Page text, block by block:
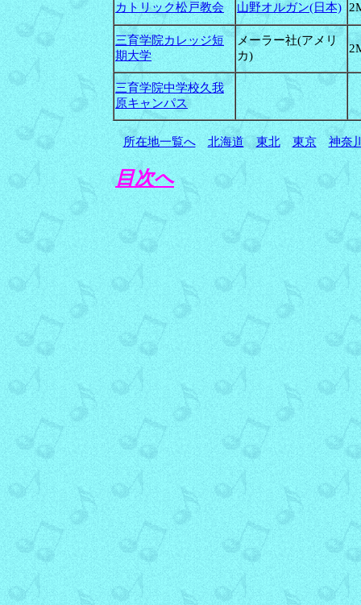
カトリック松戸教会 山野オルガン(日本)
三育学院カレッジ短
期大学
メーラー社(アメリ
カ)
三育学院中学校久我
原キャンパス
所在地一覧へ 北海道 東北 東京 神奈
目次へ